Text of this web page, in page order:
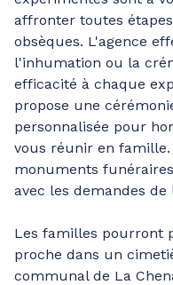
affronter toutes
obsèques. L'agence
l'inhumation ou la
efficacité à chaque
propose une
personnalisée pour
vous réunir en famille.
monuments
avec les demandes
Les familles pourront
proche dans un
communal de La